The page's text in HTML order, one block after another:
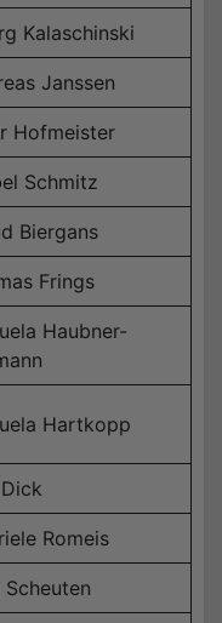
Kalaschinski
Janssen
Hofmeister
Schmitz
Biergans
Frings
Haubner-
Hartkopp
Romeis
Scheuten